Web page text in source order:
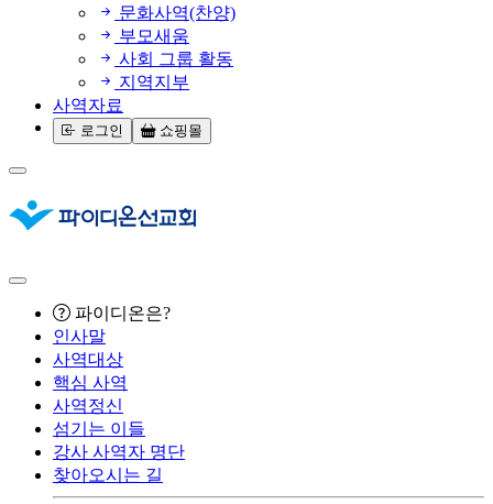
문화사역(찬양)
부모새움
사회 그룹 활동
지역지부
사역자료
로그인 쇼핑몰
파이디온은?
인사말
사역대상
핵심 사역
사역정신
섬기는 이들
강사 사역자 명단
찾아오시는 길